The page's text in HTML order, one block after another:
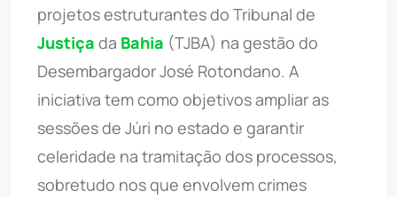
projetos estruturantes do Tribunal de
Justiça da Bahia (TJBA) na gestão do
Desembargador José Rotondano. A
iniciativa tem como objetivos ampliar as
sessões de Júri no estado e garantir
celeridade na tramitação dos processos,
sobretudo nos que envolvem crimes